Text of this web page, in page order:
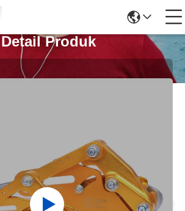
Detail Produk